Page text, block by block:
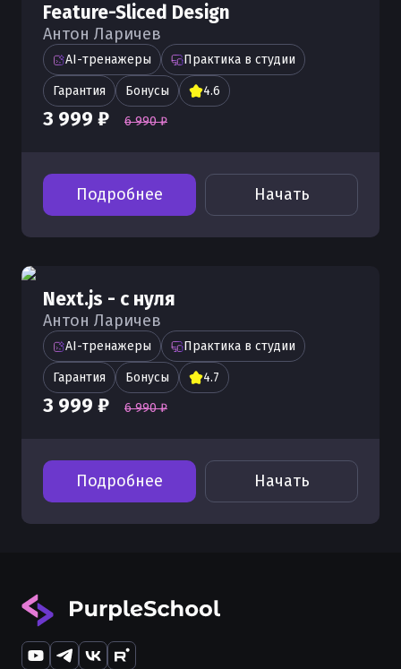
Feature-Sliced Design
Антон Ларичев
AI-тренажеры Практика в студии
Гарантия Бонусы 4.6
3 999 ₽ 6 990 ₽
Подробнее Начать
Next.js - с нуля
Антон Ларичев
AI-тренажеры Практика в студии
Гарантия Бонусы 4.7
3 999 ₽ 6 990 ₽
Подробнее Начать